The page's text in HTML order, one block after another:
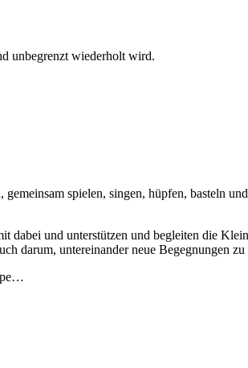
unbegrenzt wiederholt wird.
spielen, singen, hüpfen, basteln
dabei und unterstützen und begleiten die
darum, untereinander neue Begegnungen zu